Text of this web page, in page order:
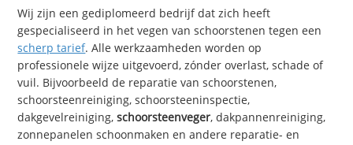
Wij zijn een gediplomeerd bedrijf dat zich heeft
gespecialiseerd in het vegen van schoorstenen tegen een
scherp tarief. Alle werkzaamheden worden op
professionele wijze uitgevoerd, zónder overlast, schade of
vuil. Bijvoorbeeld de reparatie van schoorstenen,
schoorsteenreiniging, schoorsteeninspectie,
dakgevelreiniging,schoorsteenveger, dakpannenreiniging,
zonnepanelen schoonmaken en andere reparatie- en